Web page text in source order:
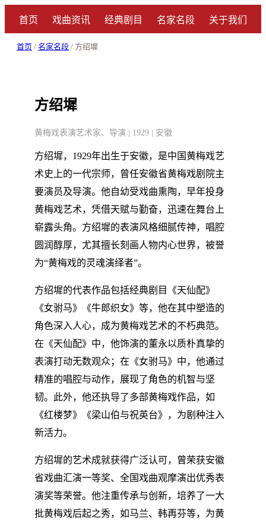
首页 戏曲资讯 经典剧目 名家名段 关于我们
首页 / 名家名段 / 方绍墀
方绍墀
黄梅戏表演艺术家、导演 | 1929 | 安徽
方绍墀，1929年出生于安徽，是中国黄梅戏艺
术史上的一代宗师，曾任安徽省黄梅戏剧院主
要演员及导演。他自幼受戏曲熏陶，早年投身
黄梅戏艺术，凭借天赋与勤奋，迅速在舞台上
崭露头角。方绍墀的表演风格细腻传神，唱腔
圆润醇厚，尤其擅长刻画人物内心世界，被誉
为“黄梅戏的灵魂演绎者”。
方绍墀的代表作品包括经典剧目《天仙配》
《女驸马》《牛郎织女》等，他在其中塑造的
角色深入人心，成为黄梅戏艺术的不朽典范。
在《天仙配》中，他饰演的董永以质朴真挚的
表演打动无数观众；在《女驸马》中，他通过
精准的唱腔与动作，展现了角色的机智与坚
韧。此外，他还执导了多部黄梅戏作品，如
《红楼梦》《梁山伯与祝英台》，为剧种注入
新活力。
方绍墀的艺术成就获得广泛认可，曾荣获安徽
省戏曲汇演一等奖、全国戏曲观摩演出优秀表
演奖等荣誉。他注重传承与创新，培养了一大
批黄梅戏后起之秀，如马兰、韩再芬等，为黄